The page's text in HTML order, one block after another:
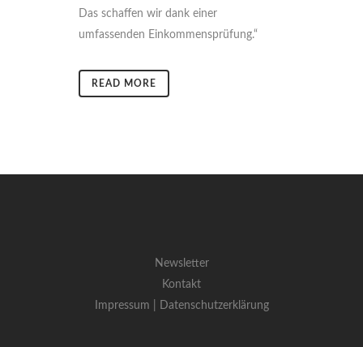
Das schaffen wir dank einer
umfassenden Einkommensprüfung.“
READ MORE
Newsletter
Kontakt
Impressum |
Datenschutzerklärung